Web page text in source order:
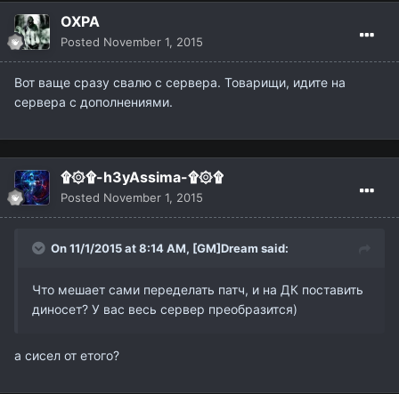
OXPA
Posted November 1, 2015
Вот ваще сразу свалю с сервера. Товарищи, идите на
сервера с дополнениями.
۩۞۩-h3yAssima-۩۞۩
Posted November 1, 2015
On 11/1/2015 at 8:14 AM, [GM]Dream said:
Что мешает сами переделать патч, и на ДК поставить
диносет? У вас весь сервер преобразится)
а сисел от етого?